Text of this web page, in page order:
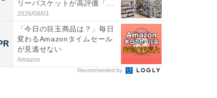
リーバスケットが高評価「使
わ...
2026/08/03
「今日の目玉商品は？」毎日
変わるAmazonタイムセール
が見逃せない
Amazon
Recommended by